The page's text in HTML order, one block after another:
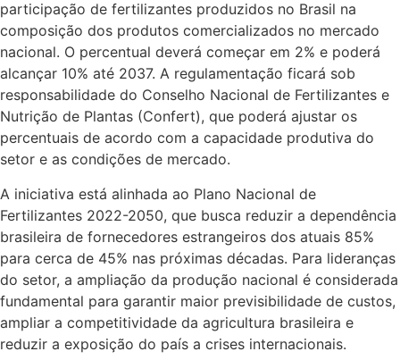
participação de fertilizantes produzidos no Brasil na
composição dos produtos comercializados no mercado
nacional. O percentual deverá começar em 2% e poderá
alcançar 10% até 2037. A regulamentação ficará sob
responsabilidade do Conselho Nacional de Fertilizantes e
Nutrição de Plantas (Confert), que poderá ajustar os
percentuais de acordo com a capacidade produtiva do
setor e as condições de mercado.
A iniciativa está alinhada ao Plano Nacional de
Fertilizantes 2022-2050, que busca reduzir a dependência
brasileira de fornecedores estrangeiros dos atuais 85%
para cerca de 45% nas próximas décadas. Para lideranças
do setor, a ampliação da produção nacional é considerada
fundamental para garantir maior previsibilidade de custos,
ampliar a competitividade da agricultura brasileira e
reduzir a exposição do país a crises internacionais.